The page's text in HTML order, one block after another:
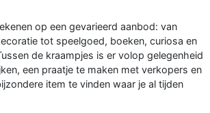
op een gevarieerd aanbod: van
tot speelgoed, boeken, curiosa en
de kraampjes is er volop gelegenheid
een praatje te maken met verkopers en
item te vinden waar je al tijden